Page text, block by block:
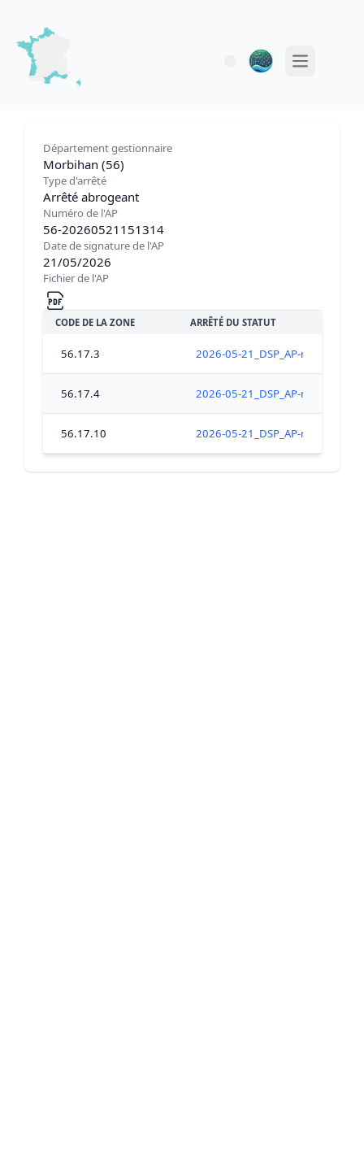
Open main
Département gestionnaire
Morbihan (56)
Type d'arrêté
Arrêté abrogeant
Numéro de l'AP
56-20260521151314
Date de signature de l'AP
21/05/2026
Fichier de l'AP
CODE DE LA ZONE ARRÊTÉ DU STATUT
56.17.3 2026-05-21_DSP_AP-modif-
56.17.4 2026-05-21_DSP_AP-modif-
56.17.10 2026-05-21_DSP_AP-modif-